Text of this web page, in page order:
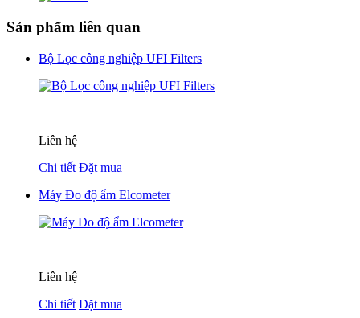
Sản phẩm liên quan
Bộ Lọc công nghiệp UFI Filters
Liên hệ
Chi tiết Đặt mua
Máy Đo độ ẩm Elcometer
Liên hệ
Chi tiết Đặt mua